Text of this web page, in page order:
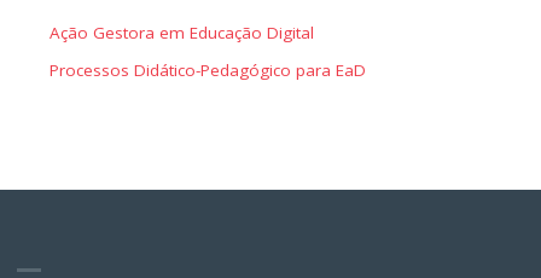
Ação Gestora em Educação Digital
Processos Didático-Pedagógico para EaD